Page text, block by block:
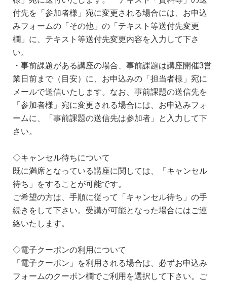
付先を「参加者様」宛に変更される場合には、お申込
みフォームの「その他」の「テキスト等送付先変更
欄」に、テキスト等送付先変更内容を入力して下さ
い。
・事前課題がある講座の場合、事前課題は講座開催3営
業日前まで（目安）に、お申込みの「担当者様」宛に
メールで送信いたします。なお、事前課題の送信先を
「参加者様」宛に変更される場合には、お申込みフォ
ームに、「事前課題の送信先は参加者」と入力して下
さい。
◇キャンセル待ちについて
既に満席となっている講座に関しては、「キャンセル
待ち」をすることが可能です。
ご希望の方は、手順に従って「キャンセル待ち」の手
続きをして下さい。受講が可能となった場合にはご連
絡いたします。
◇電子クーポンの利用について
「電子クーポン」を利用される場合は、必ずお申込み
フォームのクーポン欄でご利用を選択して下さい。ご